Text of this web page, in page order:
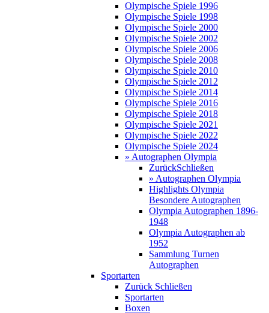
Olympische Spiele 1996
Olympische Spiele 1998
Olympische Spiele 2000
Olympische Spiele 2002
Olympische Spiele 2006
Olympische Spiele 2008
Olympische Spiele 2010
Olympische Spiele 2012
Olympische Spiele 2014
Olympische Spiele 2016
Olympische Spiele 2018
Olympische Spiele 2021
Olympische Spiele 2022
Olympische Spiele 2024
» Autographen Olympia
ZurückSchließen
» Autographen Olympia
Highlights Olympia
Besondere Autographen
Olympia Autographen 1896-
1948
Olympia Autographen ab
1952
Sammlung Turnen
Autographen
Sportarten
Zurück Schließen
Sportarten
Boxen